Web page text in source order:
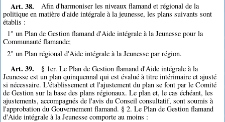
Art. 38.
Afin d'harmoniser les niveaux flamand et régional de la
politique en matière d'aide intégrale à la jeunesse, les plans suivants sont
établis :
1° un Plan de Gestion flamand d'Aide intégrale à la Jeunesse pour la
Communauté flamande;
2° un Plan régional d'Aide intégrale à la Jeunesse par région.
Art. 39.
§ 1er. Le Plan de Gestion flamand d'Aide intégrale à la
Jeunesse est un plan quinquennal qui est évalué à titre intérimaire et ajusté
si nécessaire. L'établissement et l'ajustement du plan se font par le Comité
de Gestion sur la base des plans régionaux. Le plan et, le cas échéant, les
ajustements, accompagnés de l'avis du Conseil consultatif, sont soumis à
l'approbation du Gouvernement flamand. § 2. Le Plan de Gestion flamand
d'Aide intégrale à la Jeunesse comporte au moins :